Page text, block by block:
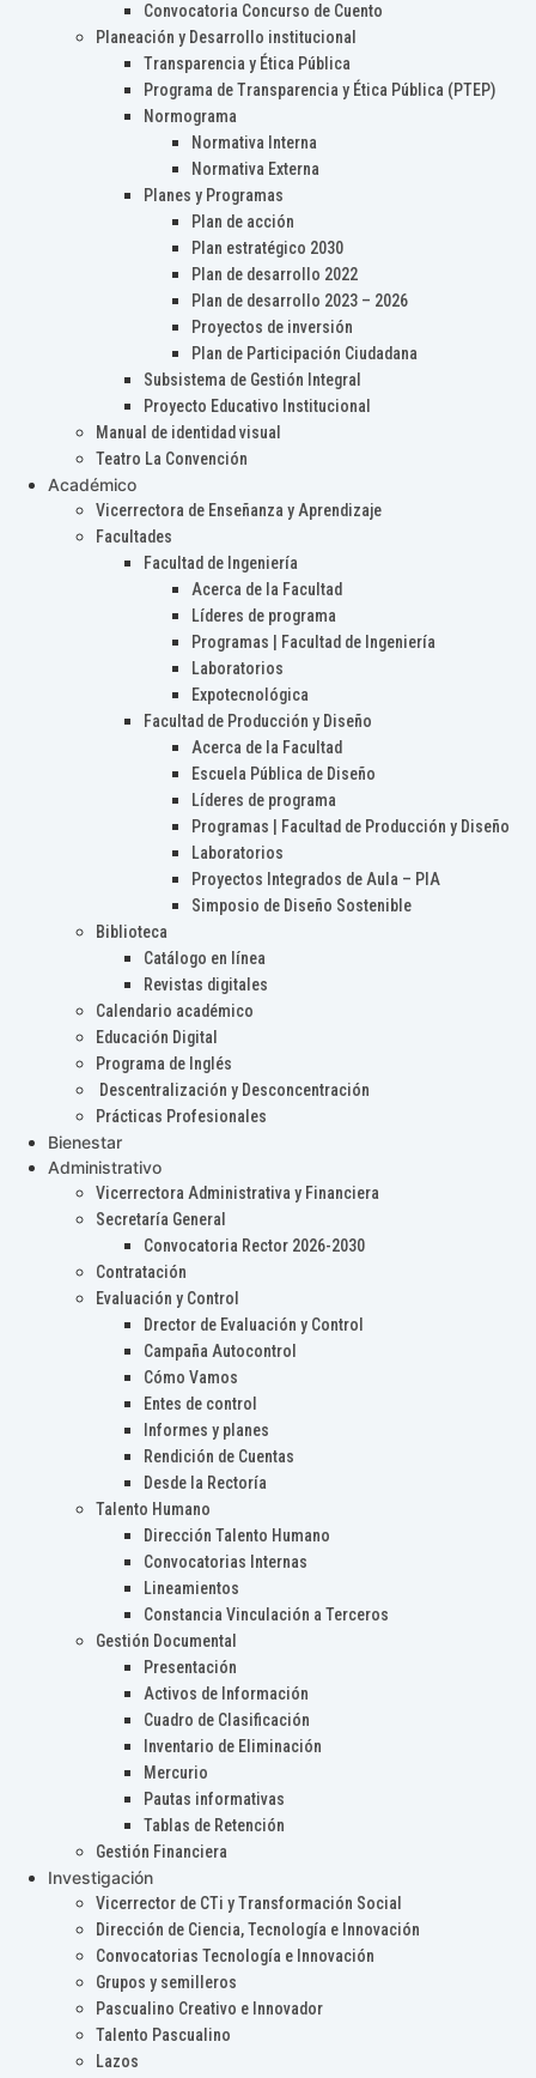
Convocatoria Concurso de Cuento
Planeación y Desarrollo institucional
Transparencia y Ética Pública
Programa de Transparencia y Ética Pública (PTEP)
Normograma
Normativa Interna
Normativa Externa
Planes y Programas
Plan de acción
Plan estratégico 2030
Plan de desarrollo 2022
Plan de desarrollo 2023 – 2026
Proyectos de inversión
Plan de Participación Ciudadana
Subsistema de Gestión Integral
Proyecto Educativo Institucional
Manual de identidad visual
Teatro La Convención
Académico
Vicerrectora de Enseñanza y Aprendizaje
Facultades
Facultad de Ingeniería
Acerca de la Facultad
Líderes de programa
Programas | Facultad de Ingeniería
Laboratorios
Expotecnológica
Facultad de Producción y Diseño
Acerca de la Facultad
Escuela Pública de Diseño
Líderes de programa
Programas | Facultad de Producción y Diseño
Laboratorios
Proyectos Integrados de Aula – PIA
Simposio de Diseño Sostenible
Biblioteca
Catálogo en línea
Revistas digitales
Calendario académico
Educación Digital
Programa de Inglés
Descentralización y Desconcentración
Prácticas Profesionales
Bienestar
Administrativo
Vicerrectora Administrativa y Financiera
Secretaría General
Convocatoria Rector 2026-2030
Contratación
Evaluación y Control
Drector de Evaluación y Control
Campaña Autocontrol
Cómo Vamos
Entes de control
Informes y planes
Rendición de Cuentas
Desde la Rectoría
Talento Humano
Dirección Talento Humano
Convocatorias Internas
Lineamientos
Constancia Vinculación a Terceros
Gestión Documental
Presentación
Activos de Información
Cuadro de Clasificación
Inventario de Eliminación
Mercurio
Pautas informativas
Tablas de Retención
Gestión Financiera
Investigación
Vicerrector de CTi y Transformación Social
Dirección de Ciencia, Tecnología e Innovación
Convocatorias Tecnología e Innovación
Grupos y semilleros
Pascualino Creativo e Innovador
Talento Pascualino
Lazos